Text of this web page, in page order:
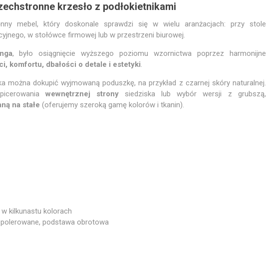
krzesło z podłokietnikami
mebel, który doskonale sprawdzi się w wielu aranżacjach: przy stole
w stołówce firmowej lub w przestrzeni biurowej.
, było osiągnięcie wyższego poziomu wzornictwa poprzez harmonijne
komfortu, dbałości o detale i estetyki.
można dokupić wyjmowaną poduszkę, na przykład z czarnej skóry naturalnej.
wewnętrznej stronysiedziska lub wybór wersji z grubszą,
na stałe (oferujemy szeroką gamę kolorów i tkanin).
kilkunastu kolorach
podstawa obrotowa